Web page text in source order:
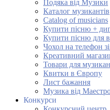
Подяка від Музики
Каталог музикантів
Catalog of musicians
Купити пісню +
Купити пісню для
Чохол на телефон
Креативний
Товари для
Квитки в Європу
Лист бажання
Музика від
Конкурси